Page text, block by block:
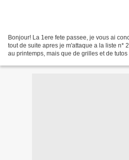
Bonjour! La 1ere fete passee, je vous ai
tout de suite apres je m'attaque a la liste n*
au printemps, mais que de grilles et de tutos